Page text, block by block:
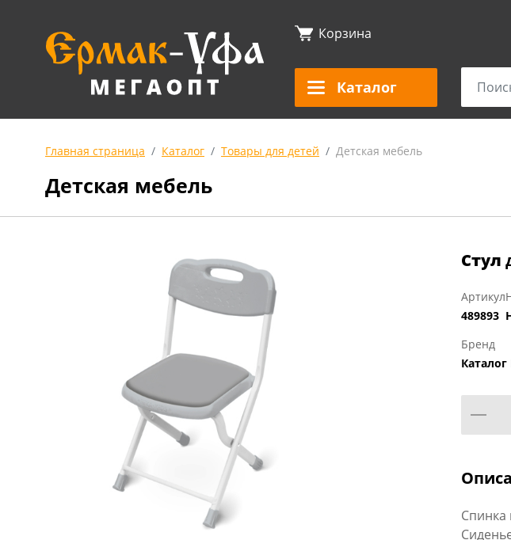
Корзина
Каталог
Главная страница Каталог Товары для детей Детская мебель
Детская мебель
Стул
Артикул
489893
Бренд
Каталог
Спинка